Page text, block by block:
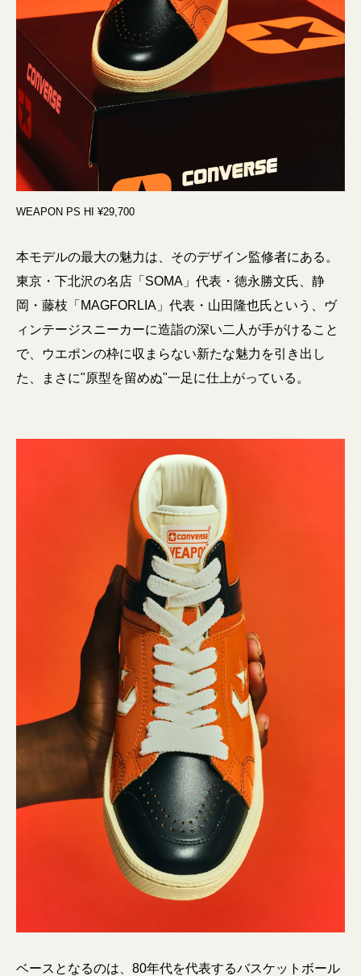
WEAPON PS HI ¥29,700
本モデルの最大の魅力は、そのデザイン監修者にある。
東京・下北沢の名店「SOMA」代表・徳永勝文氏、静
岡・藤枝「MAGFORLIA」代表・山田隆也氏という、ヴ
ィンテージスニーカーに造詣の深い二人が手がけること
で、ウエポンの枠に収まらない新たな魅力を引き出し
た、まさに"原型を留めぬ"一足に仕上がっている。
ベースとなるのは、80年代を代表するバスケットボール